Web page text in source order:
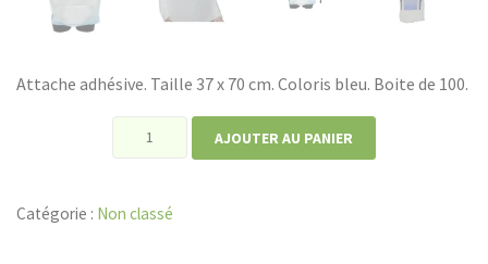
Attache adhésive. Taille 37 x 70 cm. Coloris bleu. Boite de 100.
quantité
à
AJOUTER AU PANIER
Catégorie : Non classé